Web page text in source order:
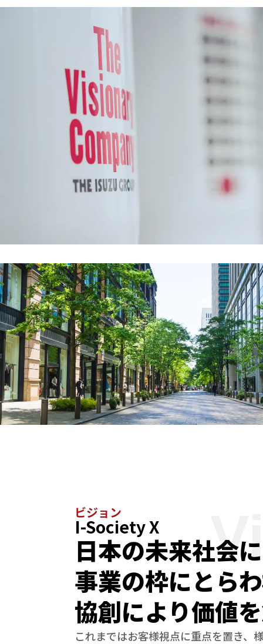
ビジョン
I-Society X
日本の未来社会
事業の枠にとら
協創により価値を
これまではお客様視点に重点を置き、